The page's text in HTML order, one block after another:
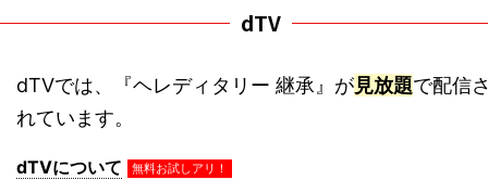
dTV
dTVでは、『ヘレディタリー 継承』が見放題で配信
れています。
dTVについて 無料お試しアリ！